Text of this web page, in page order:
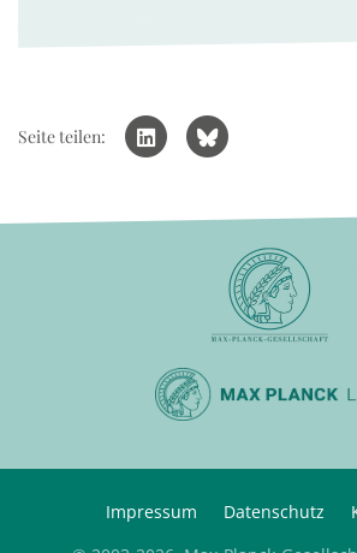
Seite teilen:
Impressum Datenschutz